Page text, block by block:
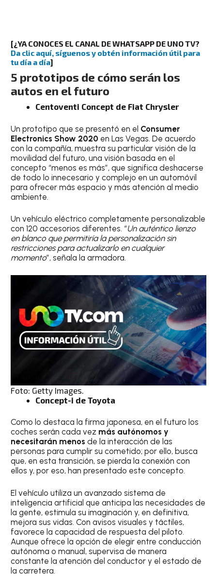
[¿YA CONOCES EL CANAL DE WHATSAPP DE UNO TV?
Da clic aquí, síguenos y obtén información útil para
tu día a día]
5 prototipos de cómo serán los
autos en el futuro
Centoventi Concept de Fiat Chrysler
Un prototipo que se presentó en el Consumer
Electronics Show 2020 en Las Vegas. De acuerdo
con la compañía, muestra su particular visión de la
movilidad del futuro, una visión basada en el
concepto “menos es más”, que significa deshacerse
de todo lo innecesario y complejo en un automóvil
para ofrecer más espacio y más atención al medio
ambiente.
Un vehículo eléctrico completamente personalizable
con 120 accesorios diferentes. “Un auténtico lienzo
en blanco que permitiría la personalización sin
restricciones para actualizarlo en cualquier
momento”, señala la armadora.
Foto: Getty Images.
Concept-i de Toyota
Como lo destaca la firma japonesa, en el futuro los
coches serán cada vez más autónomos y
necesitarán menos de la interacción de las
personas para cumplir su cometido; por ello, busca
que, en esta transición, se pierda la conexión con
ellos y, por eso, han presentado este concepto.
El vehículo utiliza un avanzado sistema de
inteligencia artificial que anticipa las necesidades de
la gente, estimula su imaginación y, en definitiva,
mejora sus vidas. Con avisos visuales y táctiles,
favorece la capacidad de respuesta del piloto.
Aunque ofrece la opción de elegir entre conducción
autónoma o manual, supervisa de manera
constante la atención del conductor y el estado de
la carretera.